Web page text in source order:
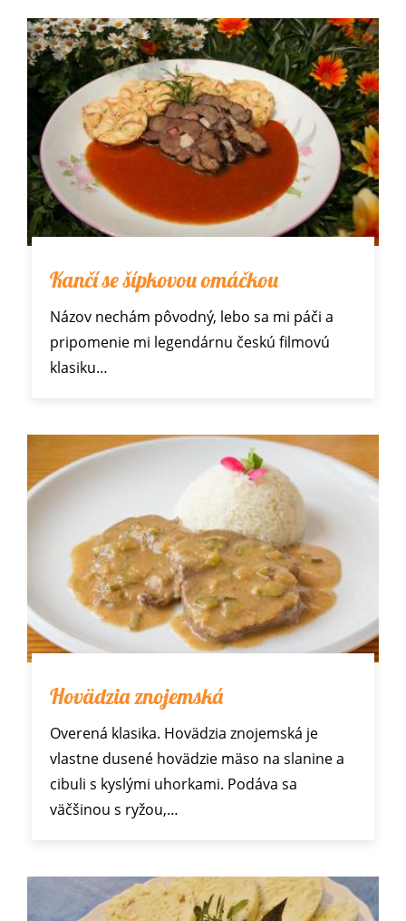
Kančí se šípkovou omáčkou
Názov nechám pôvodný, lebo sa mi páči a
pripomenie mi legendárnu českú filmovú
klasiku…
Hovädzia znojemská
Overená klasika. Hovädzia znojemská je
vlastne dusené hovädzie mäso na slanine a
cibuli s kyslými uhorkami. Podáva sa
väčšinou s ryžou,…